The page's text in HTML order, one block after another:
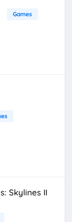
Games
Skylines II